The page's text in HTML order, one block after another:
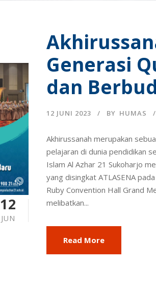
12
JUN
Generasi
dan
12 JUNI 2023 BY HUMAS
Akhirussanah merupakan
pelajaran di dunia pendidikan
Islam Al Azhar 21 Sukoharjo
yang disingkat ATLASENA
Ruby Convention Hall Grand
melibatkan...
Read More